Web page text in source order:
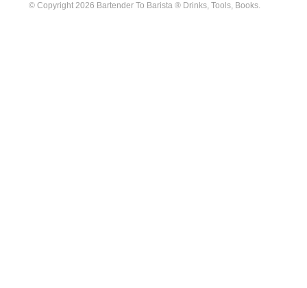
© Copyright 2026 Bartender To Barista ® Drinks, Tools, Books.